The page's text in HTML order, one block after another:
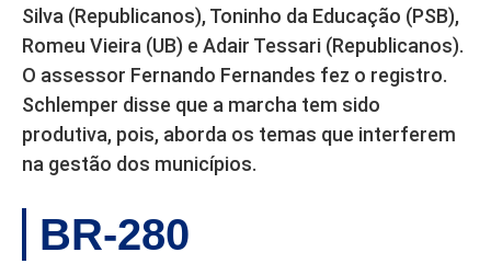
Silva (Republicanos), Toninho da Educação (PSB),
Romeu Vieira (UB) e Adair Tessari (Republicanos).
O assessor Fernando Fernandes fez o registro.
Schlemper disse que a marcha tem sido
produtiva, pois, aborda os temas que interferem
na gestão dos municípios.
BR-280